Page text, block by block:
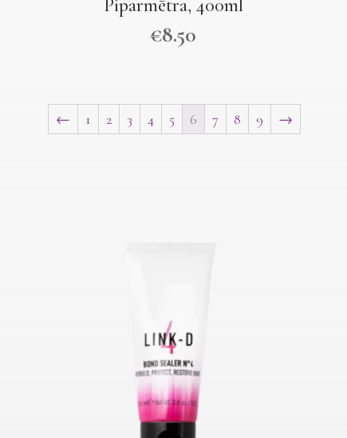
Piparmētra, 400ml
€8.50
← 1 2 3 4 5 6 7 8 9 →